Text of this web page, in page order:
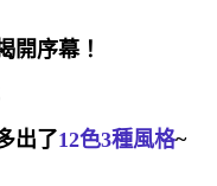
開序幕！
出了12色3種風格~